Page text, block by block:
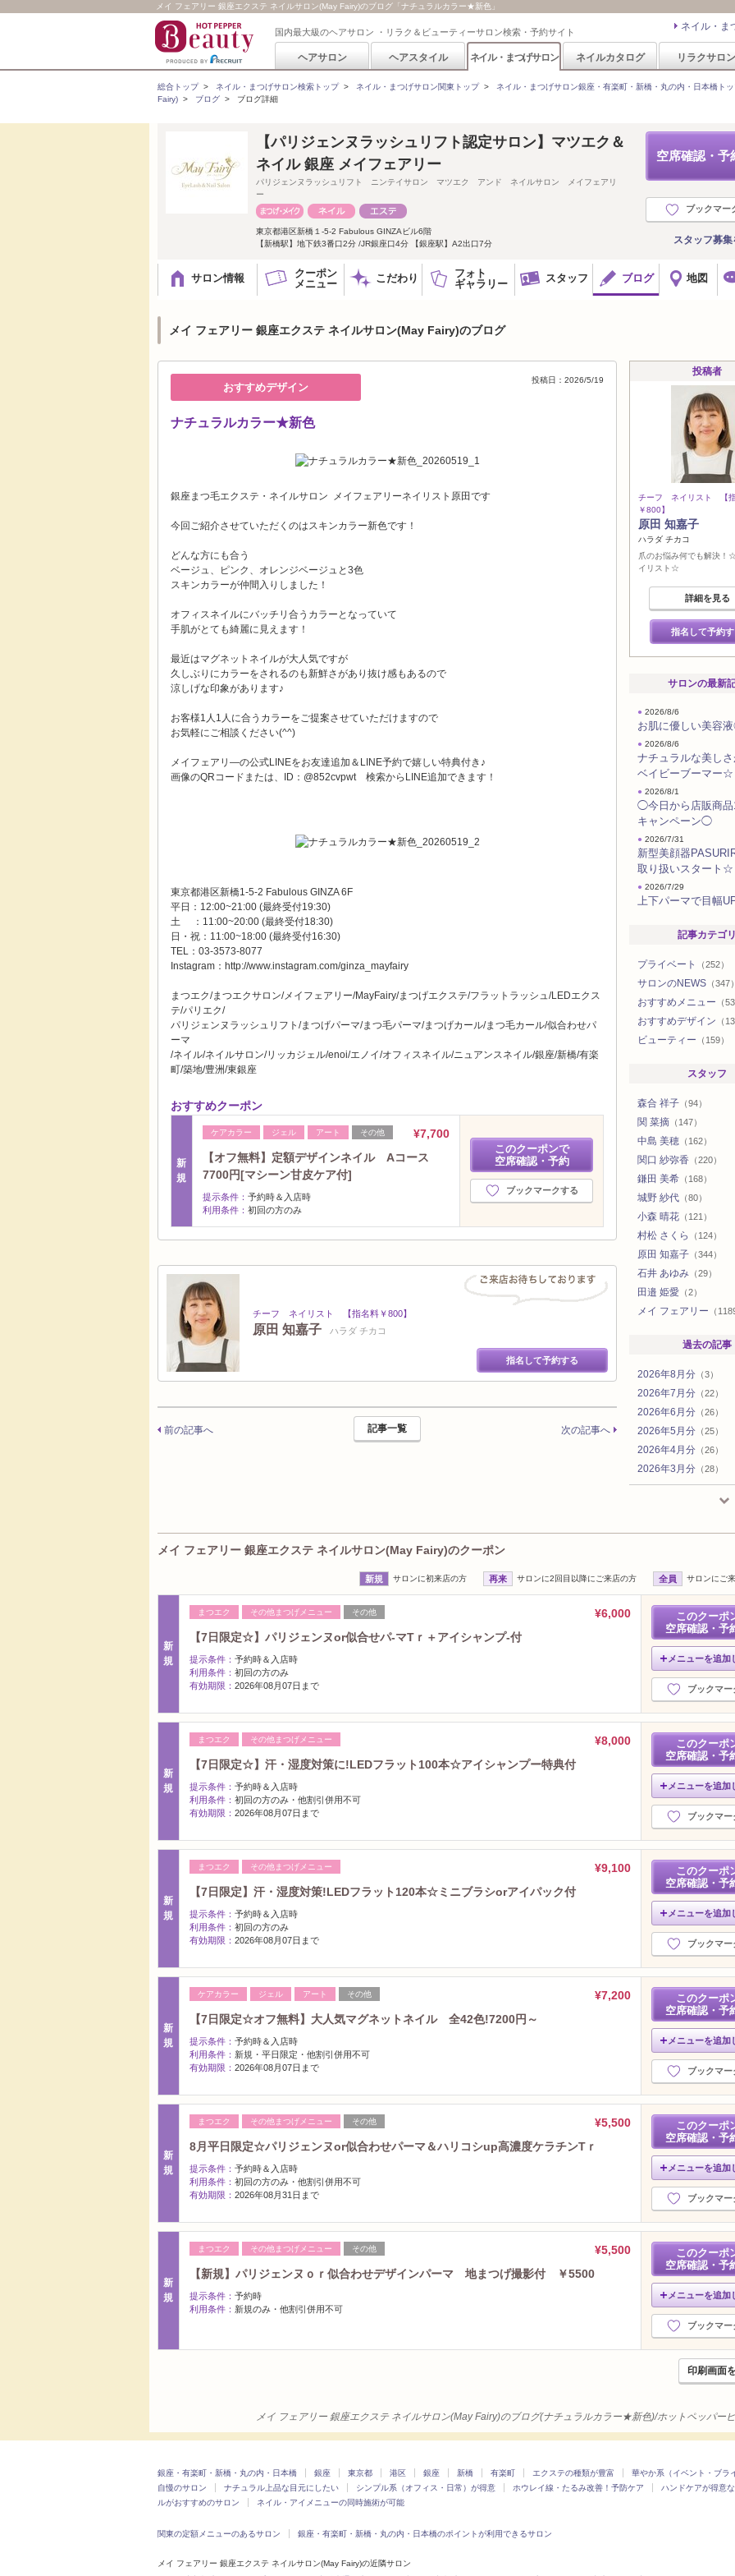
メイ フェアリー 銀座エクステ ネイルサロン(May Fairy)のブログ「ナチュラルカラー★新色」
国内最大級のヘアサロン ・リラク＆ビューティーサロン検索・予約サイト ネイル・ま
ヘアサロン ヘアスタイル ネイル・まつげサロン ネイルカタログ リラクサロン
総合トップ> ネイル・まつげサロン検索トップ> ネイル・まつげサロン関東トップ> ネイル・まつげサロン銀座・有楽町・新橋・丸の内・日本橋ト
Fairy) > ブログ > ブログ詳細
空席確認・予
ブックマー
スタッフ募
【パリジェンヌラッシュリフト認定サロン】マツエク＆
ネイル 銀座 メイフェアリー
パリジェンヌラッシュリフト ニンテイサロン マツエク アンド ネイルサロン メイフェアリ
ー
東京都港区新橋１-5-2 Fabulous GINZAビル6階
【新橋駅】地下鉄3番口2分 /JR銀座口4分 【銀座駅】A2出口7分
サロン情報
クーポン
メニュー
こだわり
フォト
ギャラリー
スタッフ ブログ 地図
メイ フェアリー 銀座エクステ ネイルサロン(May Fairy)のブログ
おすすめデザイン
投稿日：2026/5/19
ナチュラルカラー★新色
銀座まつ毛エクステ・ネイルサロン メイフェアリーネイリスト原田です
今回ご紹介させていただくのはスキンカラー新色です！
どんな方にも合う
ベージュ、ピンク、オレンジベージュと3色
スキンカラーが仲間入りしました！
オフィスネイルにバッチリ合うカラーとなっていて
手肌がとても綺麗に見えます！
最近はマグネットネイルが大人気ですが
久しぶりにカラーをされるのも新鮮さがあり抜け感もあるので
涼しげな印象があります♪
お客様1人1人に合うカラーをご提案させていただけますので
お気軽にご相談ください(^^)
メイフェアリ―の公式LINEをお友達追加＆LINE予約で嬉しい特典付き♪
画像のQRコードまたは、ID：@852cvpwt 検索からLINE追加できます！
東京都港区新橋1-5-2 Fabulous GINZA 6F
平日：12:00~21:00 (最終受付19:30)
土 ：11:00~20:00 (最終受付18:30)
日・祝：11:00~18:00 (最終受付16:30)
TEL：03-3573-8077
Instagram：http://www.instagram.com/ginza_mayfairy
まつエク/まつエクサロン/メイフェアリー/MayFairy/まつげエクステ/フラットラッシュ/LEDエクス
テ/パリエク/
パリジェンヌラッシュリフト/まつげパーマ/まつ毛パーマ/まつげカール/まつ毛カール/似合わせパ
ーマ
/ネイル/ネイルサロン/リッカジェル/enoi/エノイ/オフィスネイル/ニュアンスネイル/銀座/新橋/有楽
町/築地/豊洲/東銀座
おすすめクーポン
新
規
ケアカラー ジェル アート その他
¥7,700
【オフ無料】定額デザインネイル Aコース
7700円[マシーン甘皮ケア付]
提示条件： 予約時＆入店時
利用条件： 初回の方のみ
このクーポンで
空席確認・予約
ブックマークする
チーフ ネイリスト 【指名料￥800】
原田 知嘉子 ハラダ チカコ
指名して予約する
前の記事へ 記事一覧 次の記事へ
投稿者
チーフ ネイリスト 【
￥800】
原田 知嘉子
ハラダ チカコ
爪のお悩み何でも解決！
イリスト☆
詳細を見る
指名して予約
サロンの最新
● 2026/8/6
お肌に優しい美容
● 2026/8/6
ナチュラルな美し
ベイビーブーマー☆
● 2026/8/1
◯今日から店販商品
キャンペーン◯
● 2026/7/31
新型美顔器
取り扱いスタート☆
● 2026/7/29
上下パーマで目幅
記事カテゴ
プライベート （252）
サロンのNEWS （347
おすすめメニュー （
おすすめデザイン （
ビューティー （159）
スタッフ
森合 祥子 （94）
関 菜摘 （147）
中島 美穂 （162）
関口 紗弥香 （220）
鎌田 美希 （168）
城野 紗代 （80）
小森 晴花 （121）
村松 さくら （124）
原田 知嘉子 （344）
石井 あゆみ （29）
田邉 姫愛 （2）
メイ フェアリー （
過去の記事
2026年8月分 （3）
2026年7月分 （22）
2026年6月分 （26）
2026年5月分 （25）
2026年4月分 （26）
2026年3月分 （28）
2026年2月分（21）
（21）
2025年9月分（23）
2025年7月分（23）
2025年6月分（20）
2025年5月分 （24）
2025年4月分（22）
2025年3月分 （23）
2025年2月分（28）
2025年1月分（28）
2024年12月分（23）
2024年11月分
2024年10月分（28）
2024年9月分（28）
2024年8月分（25）
2024年6月分（24）
2024年5月分（31）
2024年4月分（28）
2024年3月分
2024年2月分（26）
2024年1月分（23）
2023年12月分（24）
2023年11月分（27）
2023年10月分（32）
2023年9月分 （27）
2023年8月分（28）
2023年7月分 （27）
2023年4月分（25）
2023年3月分（29）
2023年2月分 （26）
2023年1月分（24）
2022年12月分 （15）
2022年11月分（27）
2022年10月分（22）
2022年9月分（19）
2022年8月分（17）
2022年7月分 （22）
2022年6月分（25）
2022年5月分（24）
2022年4月分（16）
2022年3月分（24）
2022年1月分（32）
2021年12月分（22）
2021年10月分（22）
2021年9月分（31）
メイ フェアリー 銀座エクステ ネイルサロン(May Fairy)のクーポン
新規 サロンに初来店の方 再来 サロンに2回目以降にご来店の方 全員 サロンにご
新
規
まつエク その他まつげメニュー その他
¥6,000
【7日限定☆】パリジェンヌor似合せパ‐マTｒ＋アイシャンプ-付
提示条件： 予約時＆入店時
利用条件： 初回の方のみ
有効期限： 2026年08月07日まで
このクーポ
空席確認・予
メニューを追加
ブックマー
新
規
まつエク その他まつげメニュー
¥8,000
【7日限定☆】汗・湿度対策に!LEDフラット100本☆アイシャンプー特典付
提示条件： 予約時＆入店時
利用条件： 初回の方のみ・他割引併用不可
有効期限： 2026年08月07日まで
このクーポ
空席確認・予
メニューを追加
ブックマー
新
規
まつエク その他まつげメニュー
¥9,100
【7日限定】汗・湿度対策!LEDフラット120本☆ミニブラシorアイパック付
提示条件： 予約時＆入店時
利用条件： 初回の方のみ
有効期限： 2026年08月07日まで
このクーポ
空席確認・予
メニューを追加
ブックマー
新
規
ケアカラー ジェル アート その他
¥7,200
【7日限定☆オフ無料】大人気マグネットネイル 全42色!7200円～
提示条件： 予約時＆入店時
利用条件： 新規・平日限定・他割引併用不可
有効期限： 2026年08月07日まで
このクーポ
空席確認・予
メニューを追加
ブックマー
新
規
まつエク その他まつげメニュー その他
¥5,500
8月平日限定☆パリジェンヌor似合わせパーマ＆ハリコシup高濃度ケラチンTｒ
提示条件： 予約時＆入店時
利用条件： 初回の方のみ・他割引併用不可
有効期限： 2026年08月31日まで
このクーポ
空席確認・予
メニューを追加
ブックマー
新
規
まつエク その他まつげメニュー その他
¥5,500
【新規】パリジェンヌｏｒ似合わせデザインパーマ 地まつげ撮影付 ￥5500
提示条件： 予約時
利用条件： 新規のみ・他割引併用不可
このクーポ
空席確認・予
メニューを追加
ブックマー
印刷画面
メイ フェアリー 銀座エクステ ネイルサロン(May Fairy)のブログ(ナチュラルカラー★新色)/ホットペッパー
銀座・有楽町・新橋・丸の内・日本橋 銀座 東京都 港区 銀座 新橋 有楽町 エクステの種類が豊富
華やか系（イベント・ブラ
自慢のサロン
ナチュラル上品な目元にしたい シンプル系（オフィス・日常）が得意 ホウレイ線・たるみ改善！予防ケア
ハンドケアが得意
ルがおすすめのサロン
ネイル・アイメニューの同時施術が可能
関東の定額メニューのあるサロン 銀座・有楽町・新橋・丸の内・日本橋のポイントが利用できるサロン
メイ フェアリー 銀座エクステ ネイルサロン(May Fairy)の近隣サロン